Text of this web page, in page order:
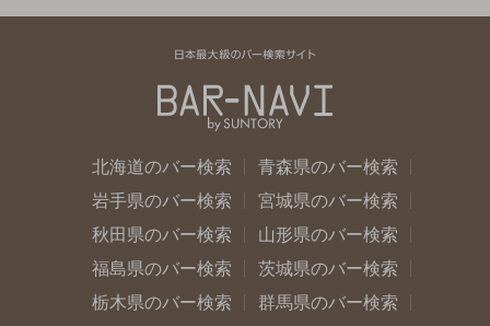
北海道のバー検索
青森県のバー検索
岩手県のバー検索
宮城県のバー検索
秋田県のバー検索
山形県のバー検索
福島県のバー検索
茨城県のバー検索
栃木県のバー検索
群馬県のバー検索